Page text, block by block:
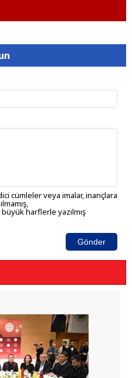
cümleler veya imalar, inançlara
harflerle yazılmış
Gönder